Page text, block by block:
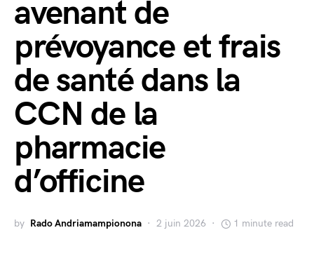
avenant de
prévoyance et frais
de santé dans la
CCN de la
pharmacie
d’officine
by Rado Andriamampionona 2 juin 2026 1 minute read